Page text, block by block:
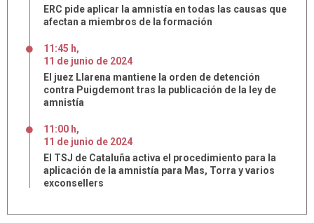
ERC pide aplicar la amnistía en todas las causas que
afectan a miembros de la formación
11:45 h,
11 de junio de 2024
El juez Llarena mantiene la orden de detención
contra Puigdemont tras la publicación de la ley de
amnistía
11:00 h,
11 de junio de 2024
El TSJ de Cataluña activa el procedimiento para la
aplicación de la amnistía para Mas, Torra y varios
exconsellers